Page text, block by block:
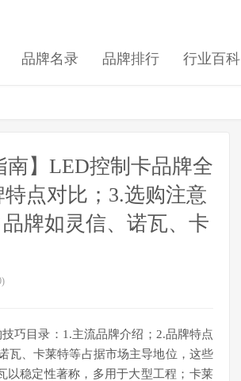
品牌名录 品牌排行 行业百科
南】LED控制卡品牌全
点对比；3.选购注意
牌如灵信、诺瓦、卡
巧目录：1.主流品牌介绍；2.品牌特点
瓦、卡莱特等占据市场主导地位，这些
以稳定性著称，多用于大型工程；卡莱